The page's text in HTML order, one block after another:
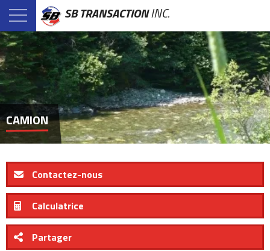
SB TRANSACTIONINC.
CAMION
Contactez-nous
Calculatrice
Partager